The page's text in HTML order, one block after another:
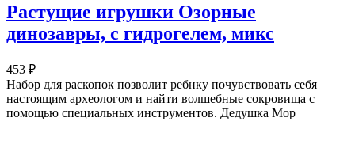
Растущие игрушки Озорные
динозавры, с гидрогелем, микс
453 ₽
Набор для раскопок позволит ребнку почувствовать себя
настоящим археологом и найти волшебные сокровища с
помощью специальных инструментов. Дедушка Мор